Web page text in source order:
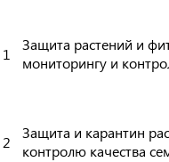
1
Защита растений и
мониторингу и
2
Защита и карантин
контролю качества